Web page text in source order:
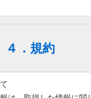
４．規約